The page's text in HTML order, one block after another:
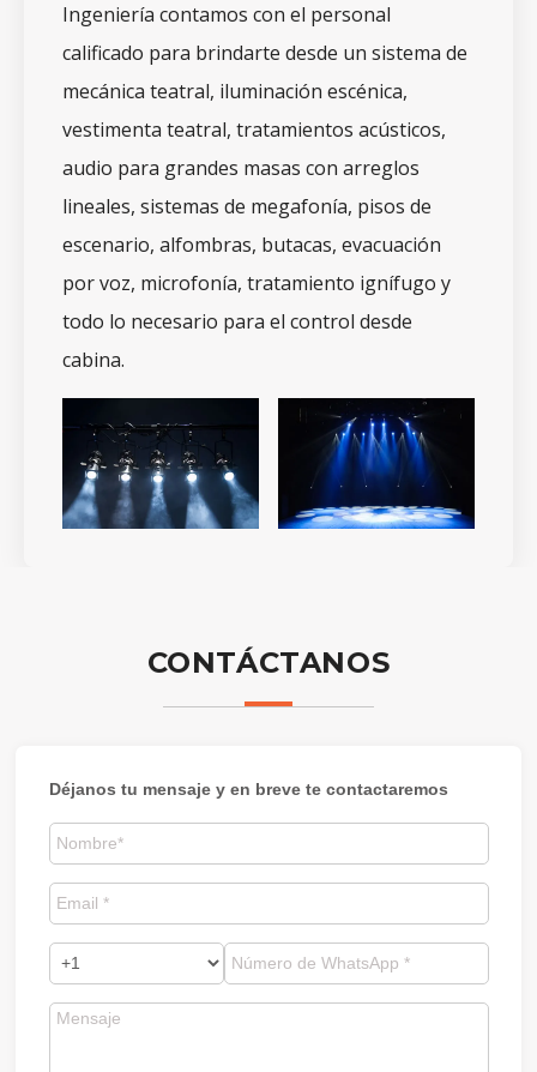
Ingeniería contamos con el personal
calificado para brindarte desde un sistema de
mecánica teatral, iluminación escénica,
vestimenta teatral, tratamientos acústicos,
audio para grandes masas con arreglos
lineales, sistemas de megafonía, pisos de
escenario, alfombras, butacas, evacuación
por voz, microfonía, tratamiento ignífugo y
todo lo necesario para el control desde
cabina.
CONTÁCTANOS
Déjanos tu mensaje y en breve te contactaremos